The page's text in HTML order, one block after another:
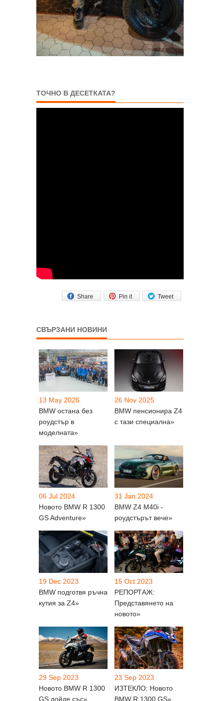
ТОЧНО В ДЕСЕТКАТА?
Tweet
Pin it
Share
СВЪРЗАНИ НОВИНИ
13 May 2026
BMW остана без
роудстър в
моделната»
26 Nov 2025
BMW пенсионира Z4
с тази специална»
06 Jul 2024
Новото BMW R 1300
GS Adventure»
31 Jan 2024
BMW Z4 M40i -
роудстърът вече»
19 Dec 2023
BMW подготвя ръчна
кутия за Z4»
15 Oct 2023
РЕПОРТАЖ:
Представянето на
новото»
29 Sep 2023
Новото BMW R 1300
GS дойде със»
23 Sep 2023
ИЗТЕКЛО: Новото
BMW R 1300 GS»